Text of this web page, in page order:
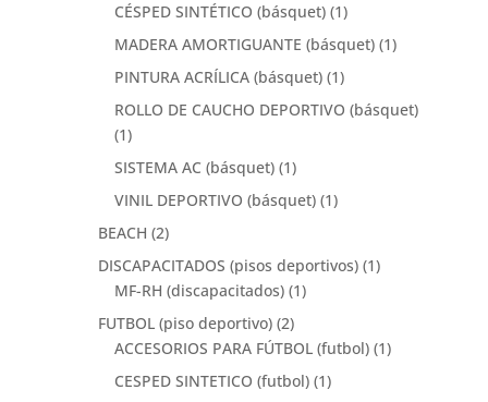
CÉSPED SINTÉTICO (básquet) (1)
MADERA AMORTIGUANTE (básquet) (1)
PINTURA ACRÍLICA (básquet) (1)
ROLLO DE CAUCHO DEPORTIVO (básquet)
(1)
SISTEMA AC (básquet) (1)
VINIL DEPORTIVO (básquet) (1)
BEACH (2)
DISCAPACITADOS (pisos deportivos) (1)
MF-RH (discapacitados) (1)
FUTBOL (piso deportivo) (2)
ACCESORIOS PARA FÚTBOL (futbol) (1)
CESPED SINTETICO (futbol) (1)